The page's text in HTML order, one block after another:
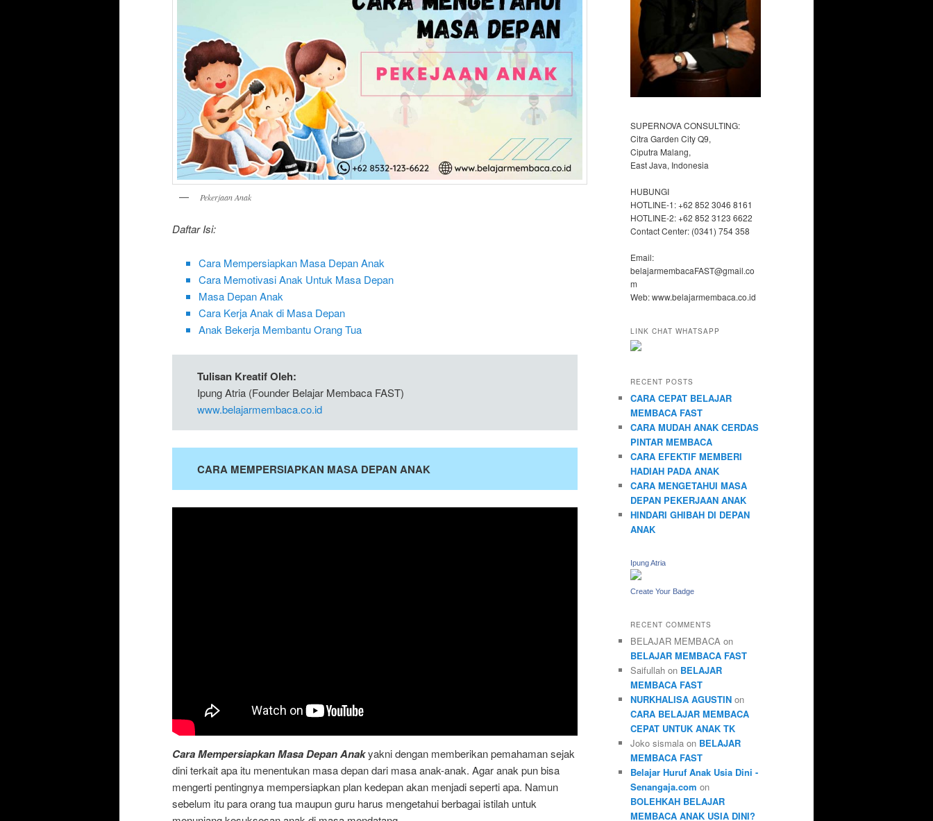
Pekerjaan Anak
Daftar Isi:
Cara Mempersiapkan Masa Depan Anak
Cara Memotivasi Anak Untuk Masa Depan
Masa Depan Anak
Cara Kerja Anak di Masa Depan
Anak Bekerja Membantu Orang Tua
Tulisan Kreatif Oleh:
Ipung Atria (Founder Belajar Membaca FAST)
www.belajarmembaca.co.id
CARA MEMPERSIAPKAN MASA DEPAN ANAK
Cara Mempersiapkan Masa Depan Anakyakni dengan memberikan pemahaman sejak
dini terkait apa itu menentukan masa depan dari masa anak-anak. Agar anak pun bisa
mengerti pentingnya mempersiapkan plan kedepan akan menjadi seperti apa. Namun
sebelum itu para orang tua maupun guru harus mengetahui berbagai istilah untuk
SUPERNOVA CONSULTING:
Citra Garden City Q9,
Ciputra Malang,
East Java, Indonesia
HUBUNGI
HOTLINE-1: +62 852 3046 8161
HOTLINE-2: +62 852 3123 6622
Contact Center: (0341) 754 358
Email:
belajarmembacaFAST@gmail.co
m
Web: www.belajarmembaca.co.id
LINK CHAT WHATSAPP
RECENT POSTS
CARA CEPAT BELAJAR
MEMBACA FAST
CARA MUDAH ANAK CERDAS
PINTAR MEMBACA
CARA EFEKTIF MEMBERI
HADIAH PADA ANAK
CARA MENGETAHUI MASA
DEPAN PEKERJAAN ANAK
HINDARI GHIBAH DI DEPAN
ANAK
Ipung Atria
Create Your Badge
RECENT COMMENTS
BELAJAR MEMBACA on
BELAJAR MEMBACA FAST
Saifullah on BELAJAR
MEMBACA FAST
NURKHALISA AGUSTIN on
CARA BELAJAR MEMBACA
CEPAT UNTUK ANAK TK
Joko sismala on BELAJAR
MEMBACA FAST
Belajar Huruf Anak Usia Dini -
Senangaja.com on
BOLEHKAH BELAJAR
MEMBACA ANAK USIA DINI?